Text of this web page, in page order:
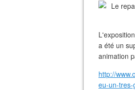
a été un
animation
http://
eu-un-